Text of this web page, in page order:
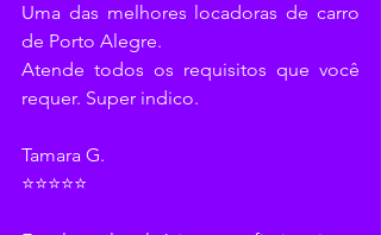
Uma das melhores locadoras de carro
de Porto Alegre.
Atende todos os requisitos que você
requer. Super indico.
Tamara G.
⭐⭐⭐⭐⭐